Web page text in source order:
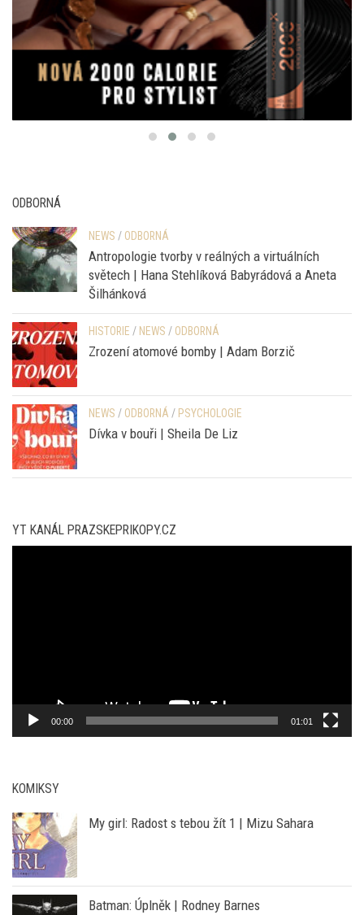
ODBORNÁ
NEWS / ODBORNÁ
Antropologie tvorby v reálných a virtuálních
světech | Hana Stehlíková Babyrádová a Aneta
Šilhánková
HISTORIE / NEWS / ODBORNÁ
Zrození atomové bomby | Adam Borzič
NEWS / ODBORNÁ / PSYCHOLOGIE
Dívka v bouři | Sheila De Liz
YT KANÁL PRAZSKEPRIKOPY.CZ
00:00 01:01
KOMIKSY
My girl: Radost s tebou žít 1 | Mizu Sahara
Batman: Úplněk | Rodney Barnes